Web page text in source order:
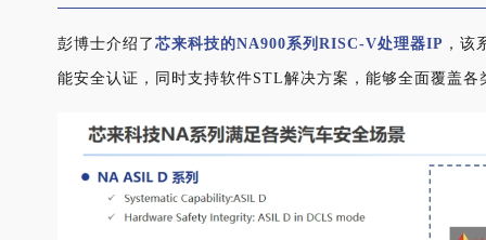
彭博士介绍了 芯来科技的NA900系列RISC-V处理器IP ，
能安全认证，同时支持软件STL解决方案，能够全面覆盖各